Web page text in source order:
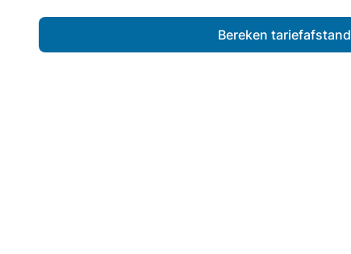
Bereken tariefafstand